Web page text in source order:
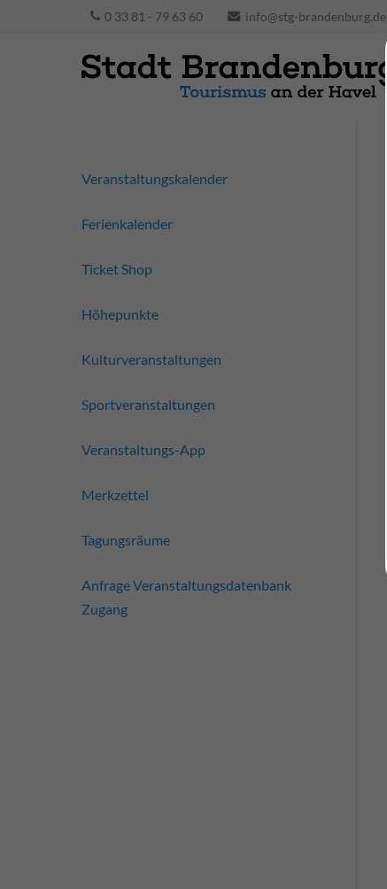
0 33 81 - 79 63 60 info@stg-brandenburg.de
Veranstaltungskalender
Ferienkalender
Ticket Shop
Höhepunkte
Kulturveranstaltungen
Sportveranstaltungen
Veranstaltungs-App
Merkzettel
Tagungsräume
Anfrage Veranstaltungsdatenbank
Zugang